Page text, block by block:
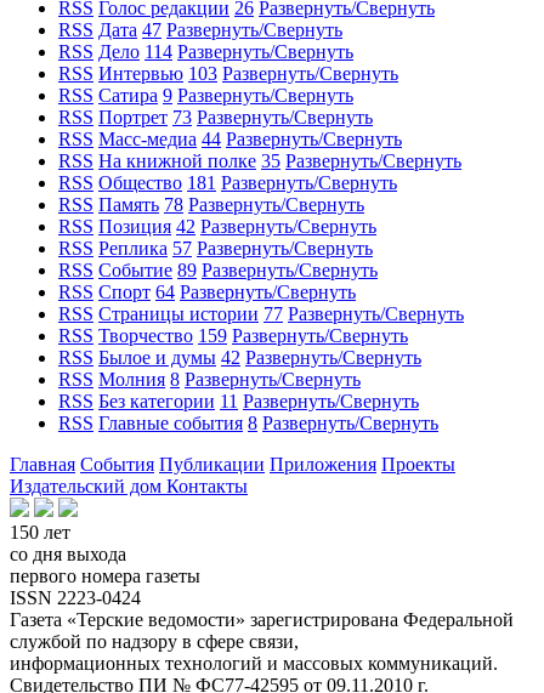
RSS Голос редакции 26 Развернуть/Свернуть
RSS Дата 47 Развернуть/Свернуть
RSS Дело 114 Развернуть/Свернуть
RSS Интервью 103 Развернуть/Свернуть
RSS Сатира 9 Развернуть/Свернуть
RSS Портрет 73 Развернуть/Свернуть
RSS Масс-медиа 44 Развернуть/Свернуть
RSS На книжной полке 35 Развернуть/Свернуть
RSS Общество 181 Развернуть/Свернуть
RSS Память 78 Развернуть/Свернуть
RSS Позиция 42 Развернуть/Свернуть
RSS Реплика 57 Развернуть/Свернуть
RSS Событие 89 Развернуть/Свернуть
RSS Спорт 64 Развернуть/Свернуть
RSS Страницы истории 77 Развернуть/Свернуть
RSS Творчество 159 Развернуть/Свернуть
RSS Былое и думы 42 Развернуть/Свернуть
RSS Молния 8 Развернуть/Свернуть
RSS Без категории 11 Развернуть/Свернуть
RSS Главные события 8 Развернуть/Свернуть
Главная События Публикации Приложения Проекты
Издательский дом Контакты
150 лет
со дня выхода
первого номера газеты
ISSN 2223-0424
Газета «Терские ведомости» зарегистрирована Федеральной
службой по надзору в сфере связи,
информационных технологий и массовых коммуникаций.
Свидетельство ПИ № ФС77-42595 от 09.11.2010 г.